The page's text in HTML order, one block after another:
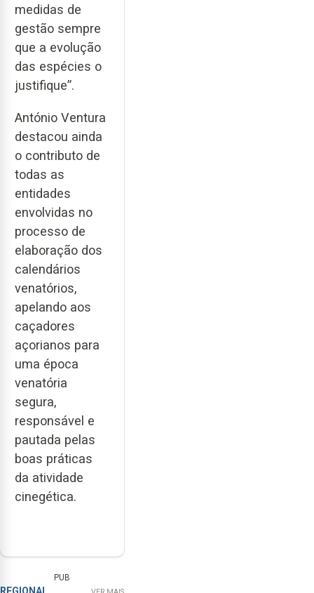
medidas de
gestão sempre
que a evolução
das espécies o
justifique”.
António Ventura
destacou ainda
o contributo de
todas as
entidades
envolvidas no
processo de
elaboração dos
calendários
venatórios,
apelando aos
caçadores
açorianos para
uma época
venatória
segura,
responsável e
pautada pelas
boas práticas
da atividade
cinegética.
PUB
REGIONAL